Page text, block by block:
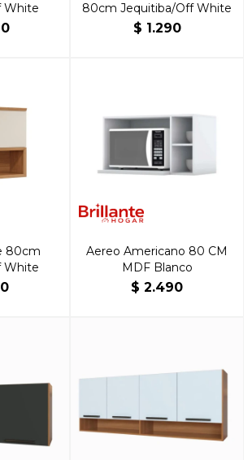
White
80cm Jequitiba/Off White
$ 1.290
80cm
White
Aereo Americano 80 CM
MDF Blanco
$ 2.490